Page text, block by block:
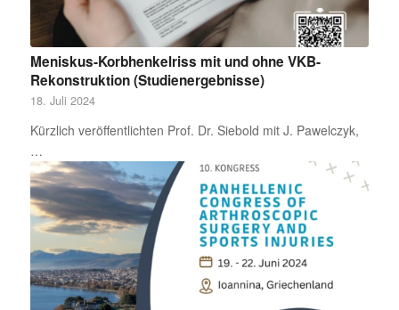
Meniskus-Korbhenkelriss mit und ohne VKB-
Rekonstruktion (Studienergebnisse)
18. Juli 2024
Kürzlich veröffentlichten Prof. Dr. Siebold mit J. Pawelczyk,
…